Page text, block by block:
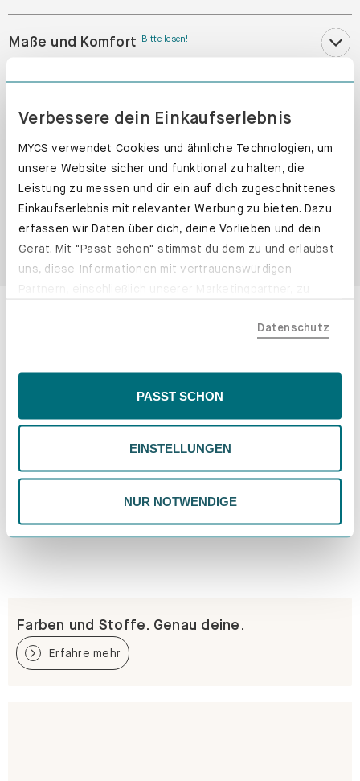
Verbessere dein Einkaufserlebnis
MYCS verwendet Cookies und ähnliche Technologien, um
unsere Website sicher und funktional zu halten, die
Leistung zu messen und dir ein auf dich zugeschnittenes
Einkaufserlebnis mit relevanter Werbung zu bieten. Dazu
erfassen wir Daten über dich, deine Vorlieben und dein
Gerät. Mit "Passt schon" stimmst du dem zu und erlaubst
uns, diese Informationen mit vertrauenswürdigen
der EU, beispielsweise in den USA, verarbeitet werden
Inhalte eingeschränkt sein könnten. Wähle
deiner Präferenzen. Du kannst deine Wahl jederzeit
ändern. Weitere Informationen findest du in unserer
Datenschutzrichtlinie.
Datenschutz
PASST SCHON
EINSTELLUNGEN
NUR NOTWENDIGE
Maße und Komfort Bitte lesen!
Pflege
Service und Zahlung
Farben und Stoffe. Genau deine.
Erfahre mehr